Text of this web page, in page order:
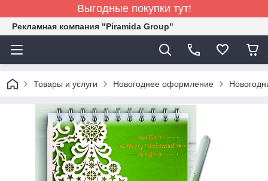
Выгодные покупки тут!
Рекламная компания "Piramida Group"
Товары и услуги Новогоднее оформление